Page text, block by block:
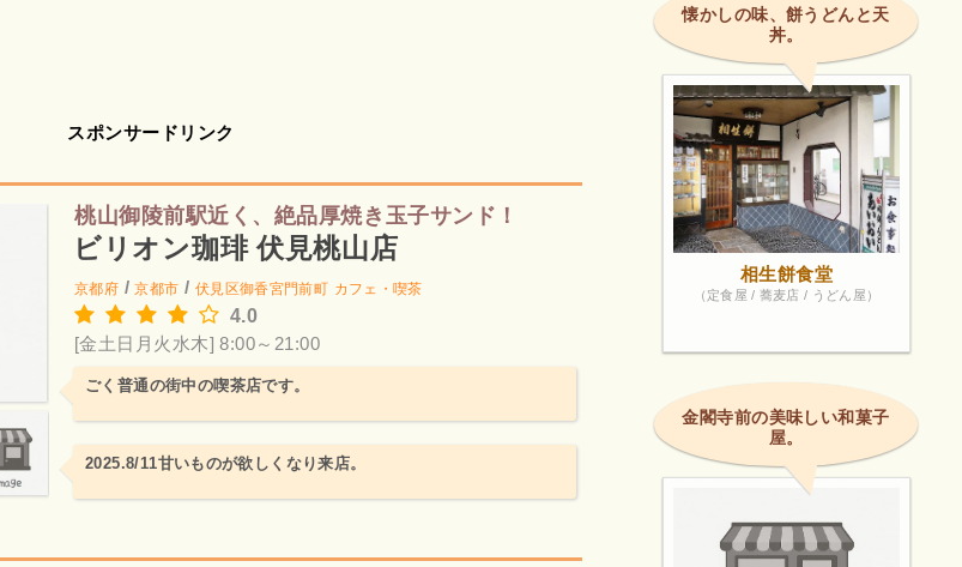
スポンサードリンク
桃山御陵前駅近く、絶品厚焼き玉子サンド！
ビリオン珈琲 伏見桃山店
京都府 /京都市 / 伏見区御香宮門前町 カフェ・喫茶
4.0
[金土日月火水木] 8:00～21:00
ごく普通の街中の喫茶店です。
2025.8/11甘いものが欲しくなり来店。
懐かしの味、餅うどんと天
丼。
相生餅食堂
（定食屋 / 蕎麦店 / うどん屋）
金閣寺前の美味しい和菓子
屋。